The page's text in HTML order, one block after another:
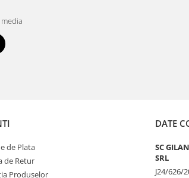
de Plata
de Retur
Produselor
DATE
SC
SRL
J24/626/